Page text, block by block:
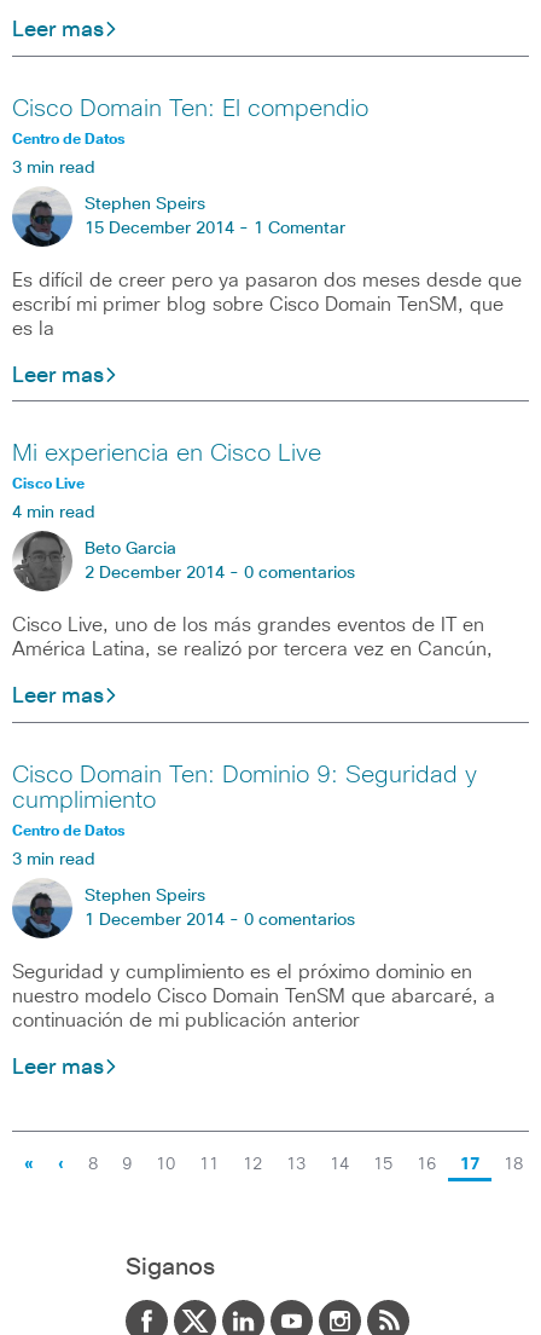
Leer mas
Cisco Domain Ten: El compendio
Centro de Datos
3 min read
Stephen Speirs
15 December 2014 - 1 Comentar
Es difícil de creer pero ya pasaron dos meses desde que
escribí mi primer blog sobre Cisco Domain TenSM, que
es la
Leer mas
Mi experiencia en Cisco Live
Cisco Live
4 min read
Beto Garcia
2 December 2014 - 0 comentarios
Cisco Live, uno de los más grandes eventos de IT en
América Latina, se realizó por tercera vez en Cancún,
Leer mas
Cisco Domain Ten: Dominio 9: Seguridad y
cumplimiento
Centro de Datos
3 min read
Stephen Speirs
1 December 2014 - 0 comentarios
Seguridad y cumplimiento es el próximo dominio en
nuestro modelo Cisco Domain TenSM que abarcaré, a
continuación de mi publicación anterior
Leer mas
« ‹ 8 9 10 11 12 13 14 15 16 17 18
Siganos